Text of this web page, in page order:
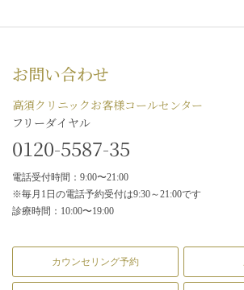
お問い合わせ
高須クリニックお客様コールセンター
フリーダイヤル
0120-5587-35
電話受付時間：9:00〜21:00
※毎月1日の電話予約受付は9:30～21:00です
診療時間：10:00〜19:00
カウンセリング予約